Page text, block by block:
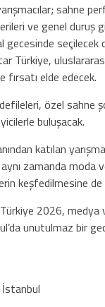
sahne
ve genel duruş
gecesinde
Türkiye,
fırsatı elde edecek.
özel sahne
buluşacak.
katılan
zamanda moda
keşfedilmesine de
2026, medya
unutulmaz bir